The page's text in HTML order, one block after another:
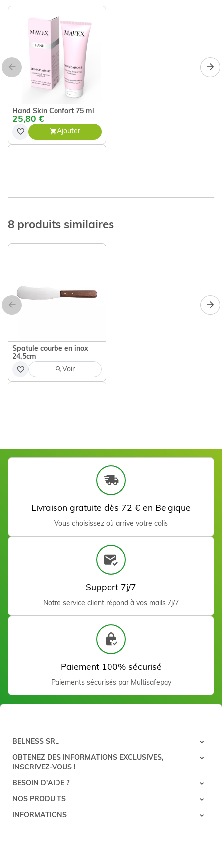
Hand Skin Confort 75 ml
25,80 €
Ajouter
8 produits similaires
Spatule courbe en inox
24,5cm
Voir
Voir
Bandes dépilatoires en
non tissé visage (50 pc)
1,94 €
Livraison gratuite dès 72 € en Belgique
Vous choisissez où arrive votre colis
Support 7j/7
Notre service client répond à vos mails 7j/7
Paiement 100% sécurisé
Paiements sécurisés par Multisafepay
BELNESS SRL
OBTENEZ DES INFORMATIONS EXCLUSIVES,
INSCRIVEZ-VOUS !
BESOIN D'AIDE ?
NOS PRODUITS
INFORMATIONS